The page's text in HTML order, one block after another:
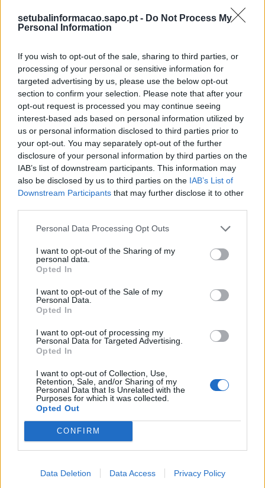
setubalinformacao.sapo.pt - Do Not Process My
Personal Information
If you wish to opt-out of the sale, sharing to third parties, or
processing of your personal or sensitive information for
targeted advertising by us, please use the below opt-out
section to confirm your selection. Please note that after your
opt-out request is processed you may continue seeing
interest-based ads based on personal information utilized by
us or personal information disclosed to third parties prior to
your opt-out. You may separately opt-out of the further
disclosure of your personal information by third parties on the
IAB’s list of downstream participants. This information may
also be disclosed by us to third parties on the IAB’s List of
Downstream Participants that may further disclose it to other
Personal Data Processing Opt Outs
I want to opt-out of the Sharing of my
personal data.
Opted In
I want to opt-out of the Sale of my
Personal Data.
Opted In
I want to opt-out of processing my
Personal Data for Targeted Advertising.
Opted In
I want to opt-out of Collection, Use,
Retention, Sale, and/or Sharing of my
Personal Data that Is Unrelated with the
Purposes for which it was collected.
Opted Out
CONFIRM
Data Deletion Data Access Privacy Policy
Polícia Judiciária detém cidadão estrangeiro por
7/08/2026
Estúdio Beat Crew conquista títulos nacionais na
dança urbana
Calendário do Campeonato da I Divisão de
futebol sénior da AF Setúbal
6/08/2026